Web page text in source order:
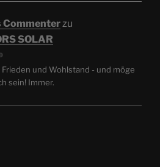
Commenter zu
SOLAR
und Wohlstand - und möge
sein! Immer.